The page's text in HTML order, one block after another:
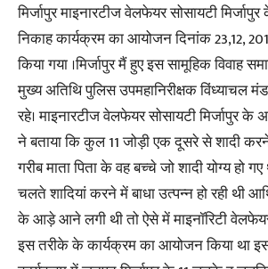
मिर्जापुर माइनारटीज वेलफेयर सोसायटी मिर्जापुर
निकाह कार्यक्रम का आयोजन दिनांक 23,12,
किया गया ।मिर्जापुर मैं हुए इस सामूहिक विवाह
मुख्य अतिथि पुलिस उपमहानिरीक्षक विंध्याचल
रहे। माइनारटीज वेलफेयर सोसायटी मिर्जापुर
ने बताया कि कुल 11 जोड़ी एक दूसरे से शादी
गरीब माता पिता के वह बच्चे जो शादी योग्य हो
चलते शादियां करने में बाधा उत्पन्न हो रही थी
के आड़े आने लगी थी तो ऐसे में माइनॉरिटी
इस तरीके के कार्यक्रम का आयोजन किया था